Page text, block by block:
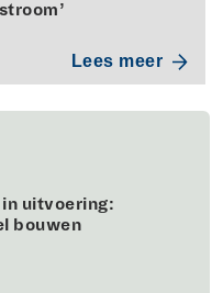
Lees meer
uitvoering:
bouwen